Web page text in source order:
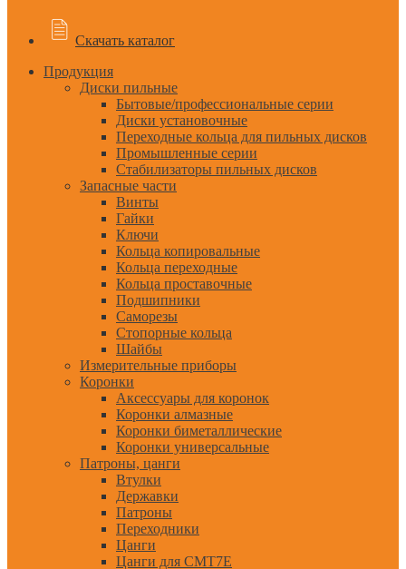
Скачать каталог
Продукция
Диски пильные
Бытовые/профессиональные серии
Диски установочные
Переходные кольца для пильных дисков
Промышленные серии
Стабилизаторы пильных дисков
Запасные части
Винты
Гайки
Ключи
Кольца копировальные
Кольца переходные
Кольца проставочные
Подшипники
Саморезы
Стопорные кольца
Шайбы
Измерительные приборы
Коронки
Аксессуары для коронок
Коронки алмазные
Коронки биметаллические
Коронки универсальные
Патроны, цанги
Втулки
Державки
Патроны
Переходники
Цанги
Цанги для CMT7E